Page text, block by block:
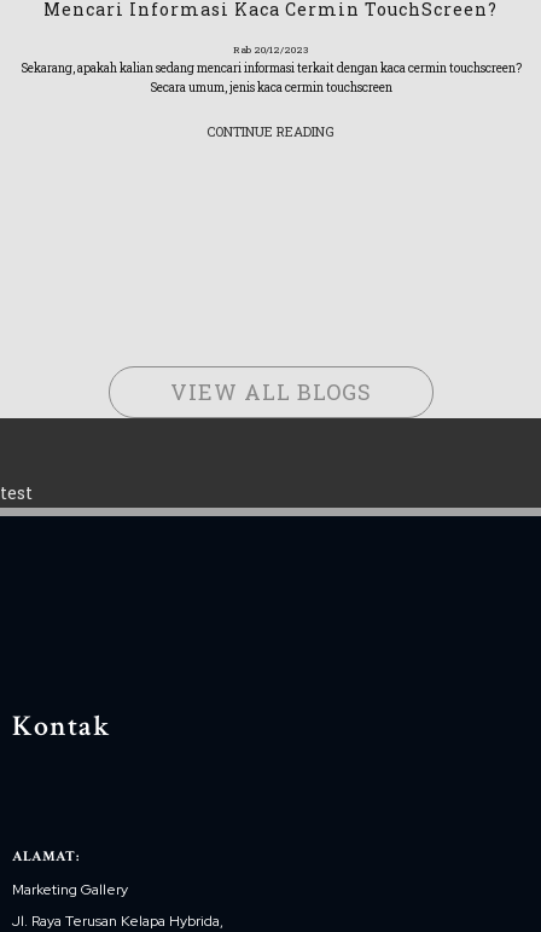
Mencari Informasi Kaca Cermin TouchScreen?
Rab 20/12/2023
Sekarang, apakah kalian sedang mencari informasi terkait dengan kaca cermin touchscreen?
Secara umum, jenis kaca cermin touchscreen
CONTINUE READING
VIEW ALL BLOGS
test
Kontak
ALAMAT:
Marketing Gallery
Jl. Raya Terusan Kelapa Hybrida,